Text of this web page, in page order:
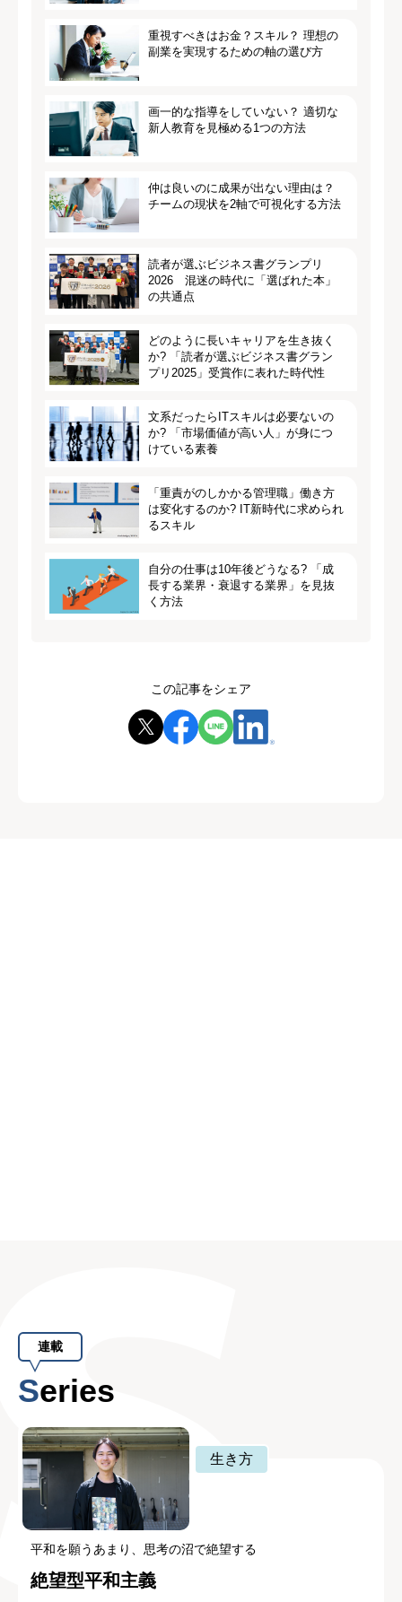
重視すべきはお金？スキル？ 理想の
副業を実現するための軸の選び方
画一的な指導をしていない？ 適切な
新人教育を見極める1つの方法
仲は良いのに成果が出ない理由は？
チームの現状を2軸で可視化する方法
読者が選ぶビジネス書グランプリ
2026 混迷の時代に「選ばれた本」
の共通点
どのように長いキャリアを生き抜く
か? 「読者が選ぶビジネス書グラン
プリ2025」受賞作に表れた時代性
文系だったらITスキルは必要ないの
か? 「市場価値が高い人」が身につ
けている素養
「重責がのしかかる管理職」働き方
は変化するのか? IT新時代に求められ
るスキル
自分の仕事は10年後どうなる? 「成
長する業界・衰退する業界」を見抜
く方法
この記事をシェア
連載
Series
生き方
平和を願うあまり、思考の沼で絶望する
絶望型平和主義